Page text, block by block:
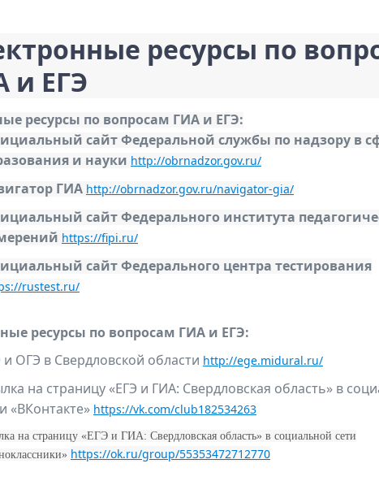
ресурсы по
и ЕГЭ
ресурсы по вопросам ГИА и ЕГЭ:
сайт Федеральной службы по надзору в
и науки http://obrnadzor.gov.ru/
ГИА http://obrnadzor.gov.ru/navigator-gia/
сайт Федерального института
https://fipi.ru/
сайт Федерального центра тестирования
rustest.ru/
ресурсы по вопросам ГИА и ЕГЭ:
и ОГЭ в Свердловской области http://ege.midural.ru/
на страницу «ЕГЭ и ГИА: Свердловская область» в
«ВКонтакте» https://vk.com/club182534263
на страницу «ЕГЭ и ГИА: Свердловская область» в социальной сети
https://ok.ru/group/55353472712770